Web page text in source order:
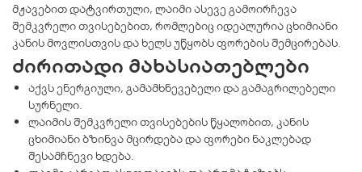
მჟავებით დატვირთული, ლაიმი ასევე გამოირჩევა
შემკვრელი თვისებებით, რომლებიც იდეალურია ცხიმიანი
კანის მოვლისთვის და ხელს უწყობს ფორების შემცირებას.
ძირითადი მახასიათებლები
აქვს ენერგიული, გამამხნევებელი და გამაგრილებელი
სურნელი.
ლაიმის შემკვრელი თვისებების წყალობით, კანის
ცხიმიანი ბზინვა მცირდება და ფორები ნაკლებად
შესამჩნევი ხდება.